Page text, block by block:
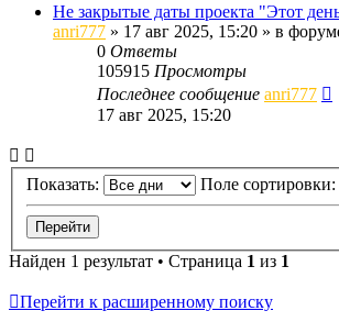
Не закрытые даты проекта "Этот
anri777 » 17 авг 2025, 15:20 » в
0 Ответы
105915 Просмотры
Последнее сообщение anri777
17 авг 2025, 15:20
Показать: Поле сортировки:
Найден 1 результат • Страница 1 из 1
Перейти к расширенному поиску